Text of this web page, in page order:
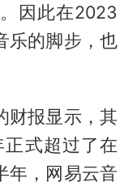
因此在2023
乐的脚步，也
财报显示，其
式超过了在
年，网易云音